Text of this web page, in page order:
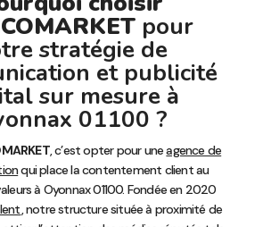
pour
stratégie de
et publicité
sur mesure à
01100 ?
, c’est opter pour uneagence de
qui place la contentement client au
à Oyonnax 01100. Fondée en 2020
, notre structure située à proximité de